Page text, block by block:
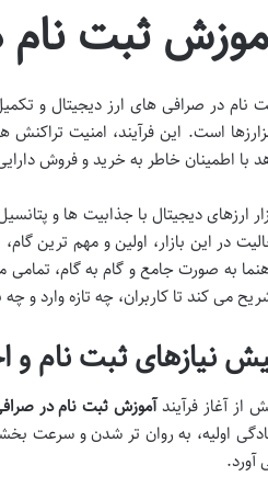
ثبت
نام در صرافی های ارز دیجیتال و
است. این فرآیند، امنیت
با اطمینان خاطر به خرید و فروش
ارزهای دیجیتال با جذابیت ها و
در این بازار، اولین و مهم ترین
به صورت جامع و گام به گام، تمامی
می کند تا کاربران، چه تازه وارد و
نیازهای ثبت نام و
از آغاز فرآیندآموزش ثبت نام در
اولیه، به روان تر شدن و سرعت
آورد.